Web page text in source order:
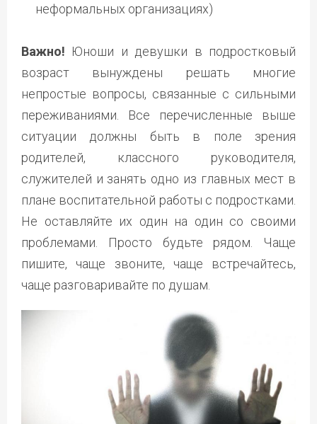
неформальных организациях)
Важно! Юноши и девушки в подростковый
возраст вынуждены решать многие
непростые вопросы, связанные с сильными
переживаниями. Все перечисленные выше
ситуации должны быть в поле зрения
родителей, классного руководителя,
служителей и занять одно из главных мест в
плане воспитательной работы с подростками.
Не оставляйте их один на один со своими
проблемами. Просто будьте рядом. Чаще
пишите, чаще звоните, чаще встречайтесь,
чаще разговаривайте по душам.